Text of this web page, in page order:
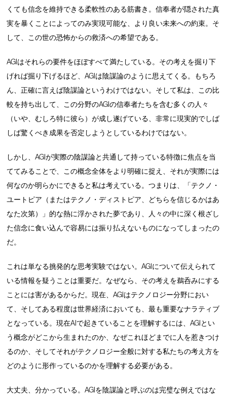
くても信念を維持できる柔軟性のある筋書き。信奉者が隠された真
実を暴くことによってのみ実現可能な、より良い未来への約束。そ
して、この世の恐怖からの救済への希望である。
AGIはそれらの要件をほぼすべて満たしている。その考えを掘り下
げれば掘り下げるほど、AGIは陰謀論のように思えてくる。もちろ
ん、正確に言えば陰謀論というわけではない。そして私は、この比
較を持ち出して、この分野のAGIの信奉者たちを含む多くの人々
（いや、むしろ特に彼ら）が成し遂げている、非常に現実的でしば
しば驚くべき成果を否定しようとしているわけではない。
しかし、AGIが実際の陰謀論と共通して持っている特徴に焦点を当
ててみることで、この概念全体をより明確に捉え、それが実際には
何なのか明らかにできると私は考えている。つまりは、「テクノ・
ユートピア（またはテクノ・ディストピア、どちらを信じるかはあ
なた次第）」的な熱に浮かされた夢であり、人々の中に深く根ざし
た信念に食い込んで容易には振り払えないものになってしまったの
だ。
これは単なる挑発的な思考実験ではない。AGIについて伝えられて
いる情報を疑うことは重要だ。なぜなら、その考えを鵜呑みにする
ことには害があるからだ。現在、AGIはテクノロジー分野におい
て、そしてある程度は世界経済においても、最も重要なナラティブ
となっている。現在AIで起きていることを理解するには、AGIとい
う概念がどこから生まれたのか、なぜこれほどまでに人を惹きつけ
るのか、そしてそれがテクノロジー全般に対する私たちの考え方を
どのように形作っているのかを理解する必要がある。
大丈夫、分かっている。AGIを陰謀論と呼ぶのは完璧な例えではな